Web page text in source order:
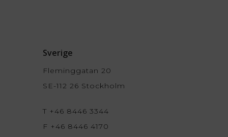
Sverige
Fleminggatan 20
SE-112 26 Stockholm
T +46 8446 3344
F +46 8446 4170